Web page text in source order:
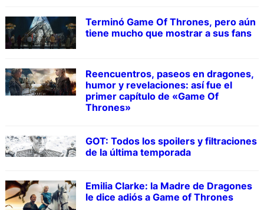
Terminó Game Of Thrones, pero aún
tiene mucho que mostrar a sus fans
Reencuentros, paseos en dragones,
humor y revelaciones: así fue el
primer capítulo de «Game Of
Thrones»
GOT: Todos los spoilers y filtraciones
de la última temporada
Emilia Clarke: la Madre de Dragones
le dice adiós a Game of Thrones